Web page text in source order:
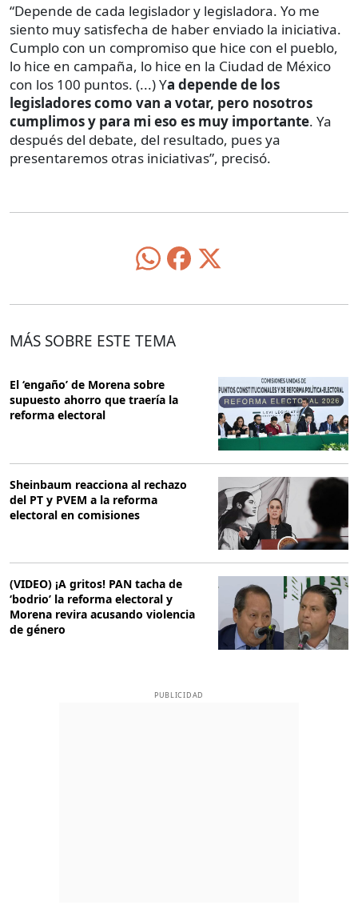
“Depende de cada legislador y legisladora. Yo me
siento muy satisfecha de haber enviado la iniciativa.
Cumplo con un compromiso que hice con el pueblo,
lo hice en campaña, lo hice en la Ciudad de México
con los 100 puntos. (...) Ya depende de los
legisladores como van a votar, pero nosotros
cumplimos y para mi eso es muy importante. Ya
después del debate, del resultado, pues ya
presentaremos otras iniciativas”, precisó.
MÁS SOBRE ESTE TEMA
El ‘engaño’ de Morena sobre
supuesto ahorro que traería la
reforma electoral
Sheinbaum reacciona al rechazo
del PT y PVEM a la reforma
electoral en comisiones
(VIDEO) ¡A gritos! PAN tacha de
‘bodrio’ la reforma electoral y
Morena revira acusando violencia
de género
PUBLICIDAD